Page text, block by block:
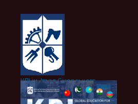
КПІ ім. Ігоря Сікорського